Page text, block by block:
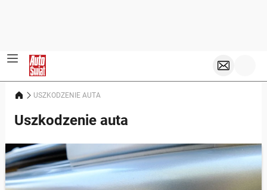
USZKODZENIE AUTA
Uszkodzenie auta